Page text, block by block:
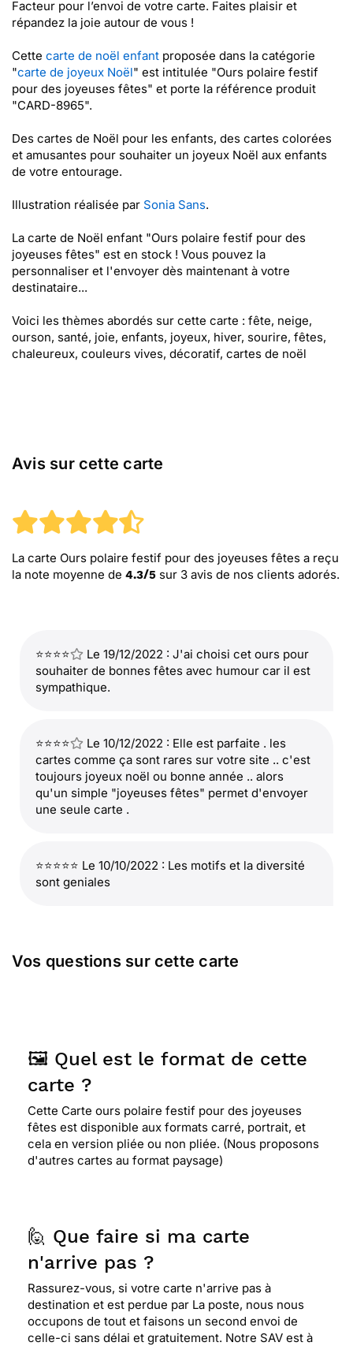
Facteur pour l’envoi de votre carte. Faites plaisir et
répandez la joie autour de vous !
Cette carte de noël enfant proposée dans la catégorie
"carte de joyeux Noël" est intitulée "Ours polaire festif
pour des joyeuses fêtes" et porte la référence produit
"CARD-8965".
Des cartes de Noël pour les enfants, des cartes colorées
et amusantes pour souhaiter un joyeux Noël aux enfants
de votre entourage.
Illustration réalisée par Sonia Sans.
La carte de Noël enfant "Ours polaire festif pour des
joyeuses fêtes" est en stock ! Vous pouvez la
personnaliser et l'envoyer dès maintenant à votre
destinataire...
Voici les thèmes abordés sur cette carte : fête, neige,
ourson, santé, joie, enfants, joyeux, hiver, sourire, fêtes,
chaleureux, couleurs vives, décoratif, cartes de noël
Avis sur cette carte
La carte Ours polaire festif pour des joyeuses fêtes a reçu
la note moyenne de 4.3/5 sur 3 avis de nos clients adorés.
⭐⭐⭐⭐
Le 19/12/2022 : J'ai choisi cet ours pour
souhaiter de bonnes fêtes avec humour car il est
sympathique.
⭐⭐⭐⭐
Le 10/12/2022 : Elle est parfaite . les
cartes comme ça sont rares sur votre site .. c'est
toujours joyeux noël ou bonne année .. alors
qu'un simple "joyeuses fêtes" permet d'envoyer
une seule carte .
⭐⭐⭐⭐⭐ Le 10/10/2022 : Les motifs et la diversité
sont geniales
Vos questions sur cette carte
🖼️ Quel est le format de cette
carte ?
Cette Carte ours polaire festif pour des joyeuses
fêtes est disponible aux formats carré, portrait, et
cela en version pliée ou non pliée. (Nous proposons
d'autres cartes au format paysage)
🙋 Que faire si ma carte
n'arrive pas ?
Rassurez-vous, si votre carte n'arrive pas à
destination et est perdue par La poste, nous nous
occupons de tout et faisons un second envoi de
celle-ci sans délai et gratuitement. Notre SAV est à